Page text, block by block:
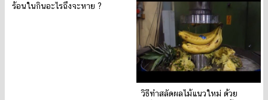
ร้อนในกินอะไรถึงจะหาย ?
วิธีทำสลัดผลไม้แนวใหม่ ด้วย